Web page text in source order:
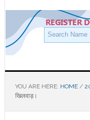
YOU ARE HERE: HOME /
खिलवाड़।